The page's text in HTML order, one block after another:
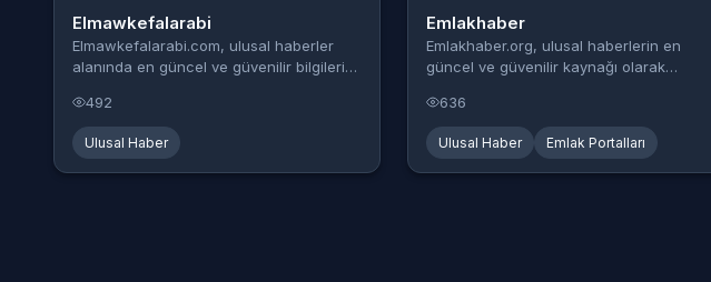
Elmawkefalarabi
Elmawkefalarabi.com, ulusal haberler
alanında en güncel ve güvenilir bilgileri
492
Ulusal Haber
Emlakhaber
Emlakhaber.org, ulusal haberlerin en
güncel ve güvenilir kaynağı olarak
636
Ulusal Haber Emlak Portalları